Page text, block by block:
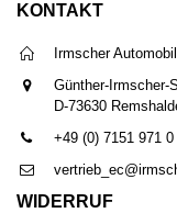
KONTAKT
Irmscher
Günther-Irmscher-
D-73630
+49 (0) 7151 971 0
WIDERRUF